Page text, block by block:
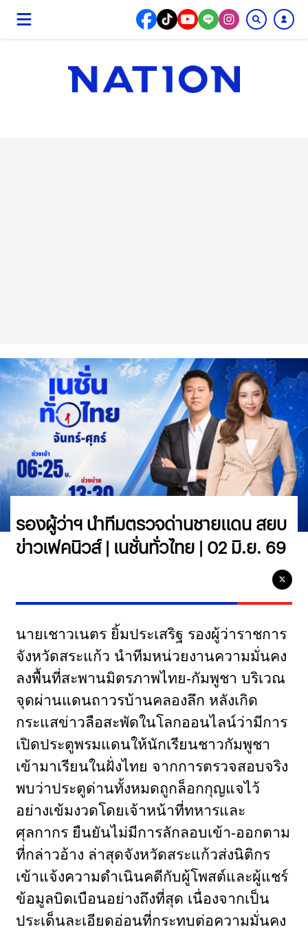
รองผู้ว่าฯ นำทีมตรวจด่านชายแดน สยบ
ข่าวเฟคนิวส์ | เนชั่นทั่วไทย | 02 มิ.ย. 69
นายเชาวเนตร ยิ้มประเสริฐ รองผู้ว่าราชการ
จังหวัดสระแก้ว นำทีมหน่วยงานความมั่นคง
ลงพื้นที่สะพานมิตรภาพไทย-กัมพูชา บริเวณ
จุดผ่านแดนถาวรบ้านคลองลึก หลังเกิด
กระแสข่าวลือสะพัดในโลกออนไลน์ว่ามีการ
เปิดประตูพรมแดนให้นักเรียนชาวกัมพูชา
เข้ามาเรียนในฝั่งไทย จากการตรวจสอบจริง
พบว่าประตูด่านทั้งหมดถูกล็อกกุญแจไว้
อย่างเข้มงวดโดยเจ้าหน้าที่ทหารและ
ศุลกากร ยืนยันไม่มีการลักลอบเข้า-ออกตาม
ที่กล่าวอ้าง ล่าสุดจังหวัดสระแก้วส่งนิติกร
เข้าแจ้งความดำเนินคดีกับผู้โพสต์และผู้แชร์
ข้อมูลบิดเบือนอย่างถึงที่สุด เนื่องจากเป็น
ประเด็นละเอียดอ่อนที่กระทบต่อความมั่นคง